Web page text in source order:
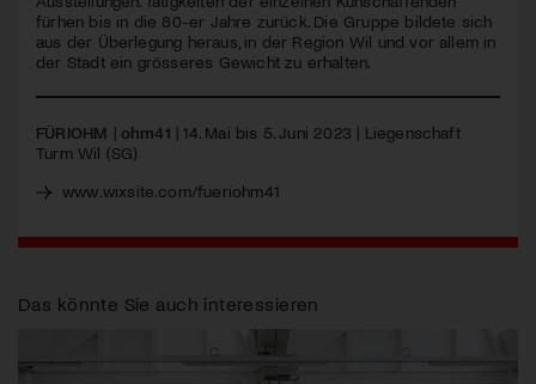
fürhen bis in die 80-er Jahre zurück. Die Gruppe bildete sich
aus der Überlegung heraus, in der Region Wil und vor allem in
der Stadt ein grösseres Gewicht zu erhalten.
FÜRIOHM | ohm41 | 14. Mai bis 5. Juni 2023 | Liegenschaft
Turm Wil (SG)
www.wixsite.com/fueriohm41
Das könnte Sie auch interessieren